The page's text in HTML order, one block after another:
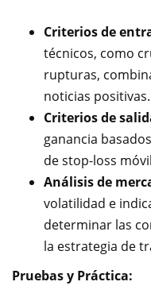
Criterios de
técnicos, como
rupturas,
noticias positivas.
Criterios de
ganancia
de stop-loss
Análisis de
volatilidad e
determinar las
la estrategia de
Pruebas y Práctica: